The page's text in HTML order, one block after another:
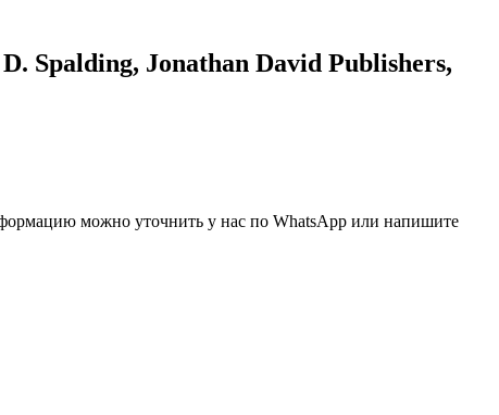
Spalding, Jonathan David Publishers,
можно уточнить у нас по WhatsApp или напишите